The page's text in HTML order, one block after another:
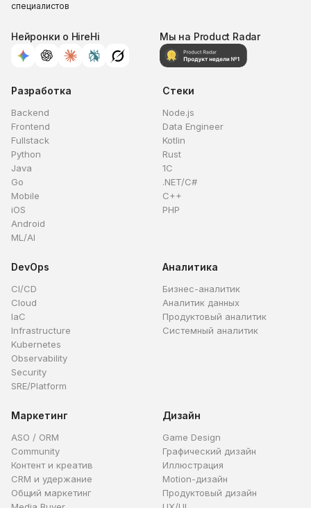
специалистов
Нейронки о HireHi Мы на Product Radar
Разработка
Backend
Frontend
Fullstack
Python
Java
Go
Mobile
iOS
Android
ML/AI
Стеки
Node.js
Data Engineer
Kotlin
Rust
1C
.NET/C#
C++
PHP
DevOps
CI/CD
Cloud
IaC
Infrastructure
Kubernetes
Observability
Security
SRE/Platform
Аналитика
Бизнес-аналитик
Аналитик данных
Продуктовый аналитик
Системный аналитик
Маркетинг
ASO / ORM
Community
Контент и креатив
CRM и удержание
Общий маркетинг
Дизайн
Game Design
Графический дизайн
Иллюстрация
Motion-дизайн
Продуктовый дизайн